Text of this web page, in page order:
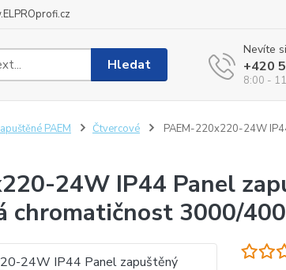
Hledat
Nevíte
+420
8:00 -
PAEM Čtvercové
PAEM-220x220-24W
24W IP44 Panel
chromatičnost 3000/